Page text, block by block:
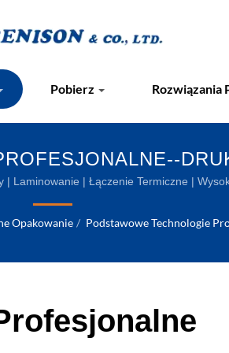
Pobierz Rozwiązania
ŁĄCZENIE
I ZAAWANSOWANE
| Łączenie Termiczne |
na Tajwanie
Opakowanie / Podstawowe Technologie